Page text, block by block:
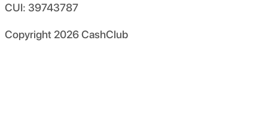
CUI: 39743787
Copyright 2026CashClub